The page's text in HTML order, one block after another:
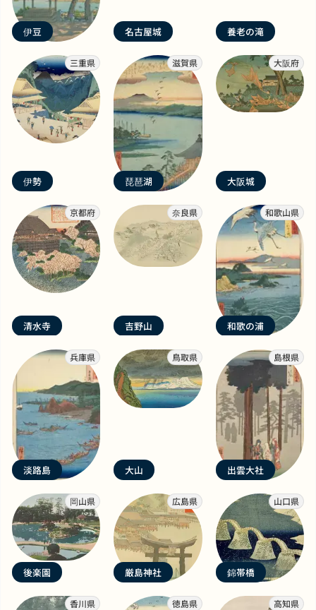
伊豆 名古屋城 養老の滝
三重県
伊勢
滋賀県
琵琶湖
大阪府
大阪城
京都府
清水寺
奈良県
吉野山
和歌山県
和歌の浦
兵庫県
淡路島
鳥取県
大山
島根県
出雲大社
岡山県
後楽園
広島県
厳島神社
山口県
錦帯橋
香川県 徳島県 高知県